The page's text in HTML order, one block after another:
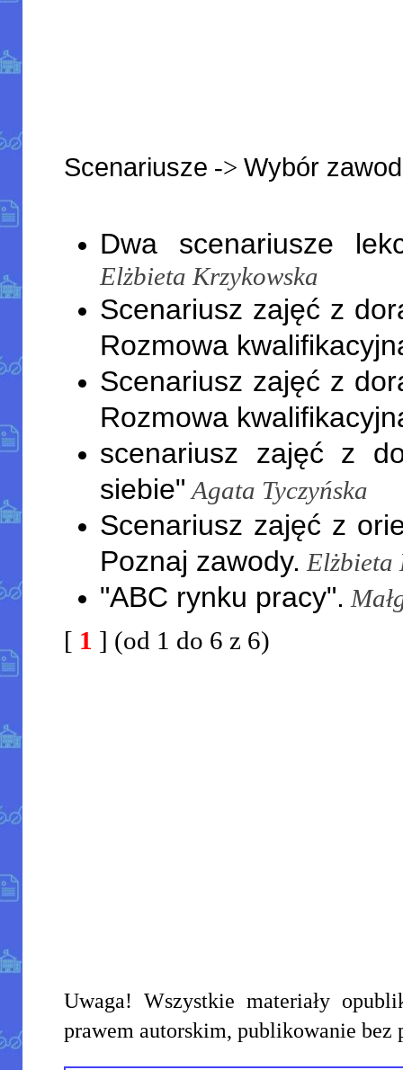
Scenariusze ->Wybór
Dwa scenariusze
Elżbieta Krzykowska
Scenariusz zajęć z
Rozmowa
Scenariusz zajęć z
Rozmowa
scenariusz zajęć z
siebie" Agata Tyczyńska
Scenariusz zajęć z
Poznaj zawody. Elżbieta
"ABC rynku pracy".
[ 1 ] (od 1 do 6 z 6)
Uwaga! Wszystkie materiały
prawem autorskim, publikowanie